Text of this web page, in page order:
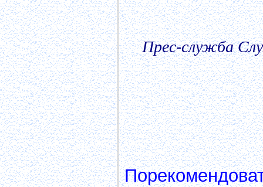
Прес-служба